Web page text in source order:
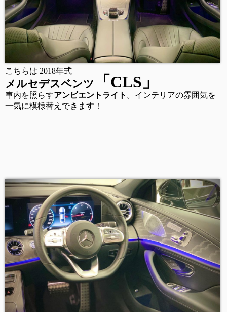
こちらは 2018年式
メルセデスベンツ 「CLS」
車内を照らすアンビエントライト 。インテリアの雰囲気を
一気に模様替えできます！